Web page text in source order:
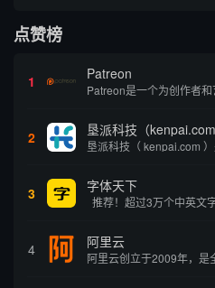
点赞榜
1 Patreon
2 垦派科技（kenpai.com
3 字体天下
推荐！超过3万个中英文
4 阿里云